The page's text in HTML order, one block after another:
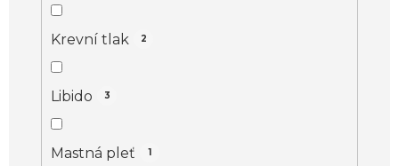
Krevní tlak 2
Libido 3
Mastná pleť 1